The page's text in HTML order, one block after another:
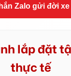
Zalo gửi đời xe
lắp đặt
thực tế